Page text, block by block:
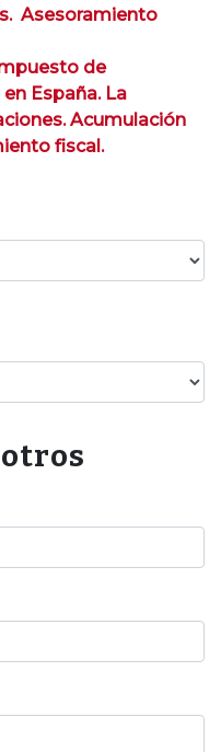
Asesoramiento
de
España. La
Acumulación
fiscal.